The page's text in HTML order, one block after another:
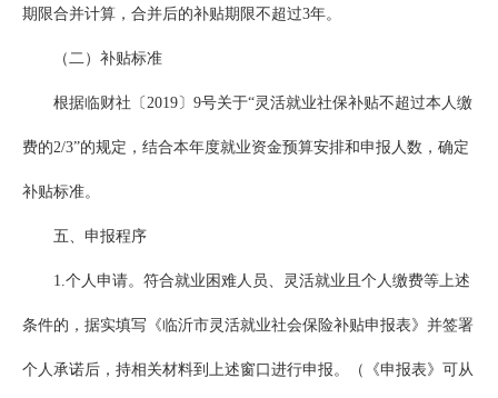
期限合并计算，合并后的补贴期限不超过3年。
（二）补贴标准
根据临财社〔2019〕9号关于“灵活就业社保补贴不超过本人缴
费的2/3”的规定，结合本年度就业资金预算安排和申报人数，确定
补贴标准。
五、申报程序
1.个人申请。符合就业困难人员、灵活就业且个人缴费等上述
条件的，据实填写《临沂市灵活就业社会保险补贴申报表》并签署
个人承诺后，持相关材料到上述窗口进行申报。（《申报表》可从